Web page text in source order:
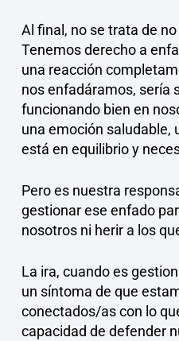
Al final, no se trata de
Tenemos derecho a
una reacción
nos enfadáramos, sería
funcionando bien en
una emoción saludable,
está en equilibrio y
Pero es nuestra
gestionar ese enfado
nosotros ni herir a los
La ira, cuando es
un síntoma de que
conectados/as con lo
capacidad de defender